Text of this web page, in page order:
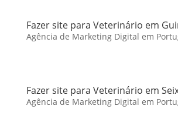
Fazer site para Veterinário em
Agência de Marketing Digital em
Fazer site para Veterinário em
Agência de Marketing Digital em